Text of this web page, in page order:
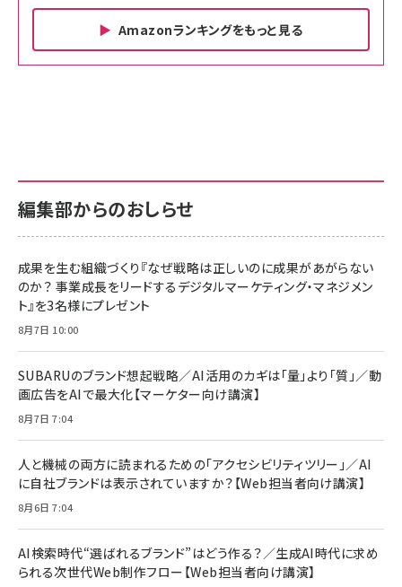
Amazonランキングをもっと見る
￥880
anan(アンアン)2026/06/24号 No.2500増刊
スペシャルエディション[王道エンタメの矜持／
￥1,100
anan(アンアン)2026/07/08号 No.2502[2026
￥880
ママ投資家が育休中に１億貯めた株式投資
組織の成果を最大化する ルールのデザイン
￥1,980
Amazonランキングをもっと見る
サポート正規品 メーカー保証5年 KLMEA128G
NIMASO ガラスフィルム iPhone 17 用 保護フィ
すい ガイド枠付き いPhone17 (6.3インチ) 対応
2枚セット DSP25F1698
￥1,599
￥6,980
全ワイヤレスイヤホン/アクティブノイズキャンセリ
技術基準適合】ブラック
￥5,990
ケーブル Anker絡まないケーブル 240W 結束バン
ド付き USB PD対応 シリコン素材採用 iPhone
17 / 16 / 15 / Galaxy iPad Pro MacBook
Pro/Air 各種対応 (1.8m ミッドナイトブラック)
￥1,890
サポート正規品 メーカー保証5年 KLMEA128G
Amazon eギフトカード - Amazonロゴ - クラ
￥5,000
Anker PowerLine III Flow USB-C & USB-C
Pro/Air 各種対応 (1.8m ミッドナイトブラック)
￥1,890
サッポロ 生ビール 黒ラベル 350ml 缶 24本 ビー
ル ケース買い【6/30応募〆切! 黒ラベルビヤセラー
￥4,857
編集部からのおしらせ
成果を生む組織づくり『なぜ戦略は正しいのに成果があがらない
のか？ 事業成長をリードするデジタルマーケティング・マネジメン
ト』を3名様にプレゼント
8月7日 10:00
SUBARUのブランド想起戦略／AI活用のカギは「量」より「質」／動
画広告をAIで最大化【マーケター向け講演】
8月7日 7:04
人と機械の両方に読まれるための「アクセシビリティツリー」／AI
に自社ブランドは表示されていますか？【Web担当者向け講演】
8月6日 7:04
AI検索時代“選ばれるブランド”はどう作る？／生成AI時代に求め
られる次世代Web制作フロー【Web担当者向け講演】